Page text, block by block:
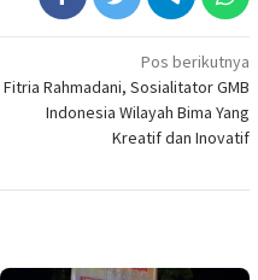
Pos berikutnya
Fitria Rahmadani, Sosialitator GMB
Indonesia Wilayah Bima Yang
Kreatif dan Inovatif